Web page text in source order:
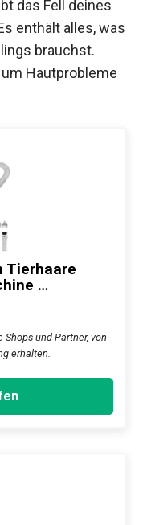
das Fell deines
enthält alles, was
brauchst.
Hautprobleme
Tierhaare
…
und Partner, von
erhalten.